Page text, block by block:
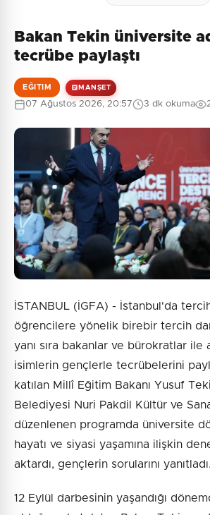
Bakan Tekin üniversite
tecrübe paylaştı
EĞITIM MANŞET
07 Ağustos 2026, 20:57 3 dk okuma
İSTANBUL (İGFA) - İstanbul'da
öğrencilere yönelik birebir tercih
yanı sıra bakanlar ve bürokratlar ile
isimlerin gençlerle tecrübelerini
katılan Millî Eğitim Bakanı Yusuf
Belediyesi Nuri Pakdil Kültür ve
düzenlenen programda üniversite
hayatı ve siyasi yaşamına ilişkin
aktardı, gençlerin sorularını yanıtladı.
12 Eylül darbesinin yaşandığı